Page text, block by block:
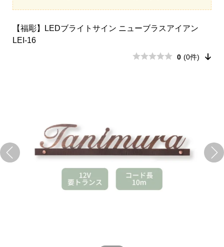
【福彫】LEDブライトサイン ニューブラスアイアン
LEI-16
0 (0件)